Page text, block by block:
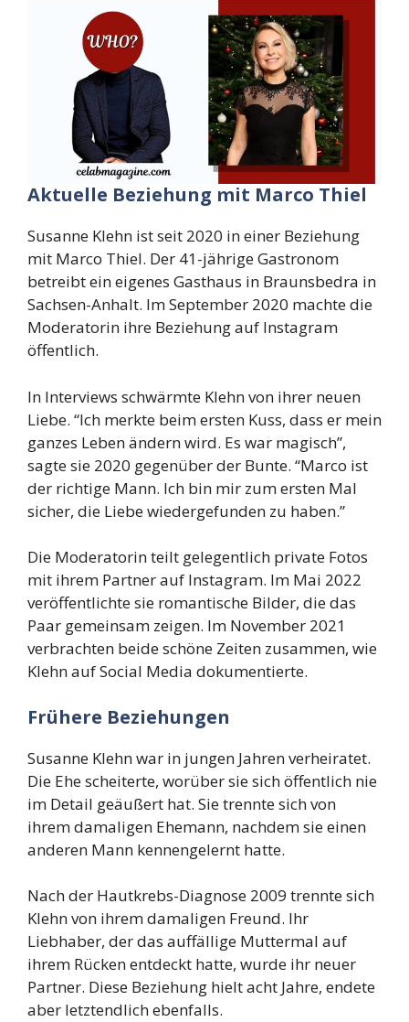
Aktuelle Beziehung mit Marco Thiel
Susanne Klehn ist seit 2020 in einer Beziehung
mit Marco Thiel. Der 41-jährige Gastronom
betreibt ein eigenes Gasthaus in Braunsbedra in
Sachsen-Anhalt. Im September 2020 machte die
Moderatorin ihre Beziehung auf Instagram
öffentlich.
In Interviews schwärmte Klehn von ihrer neuen
Liebe. “Ich merkte beim ersten Kuss, dass er mein
ganzes Leben ändern wird. Es war magisch”,
sagte sie 2020 gegenüber der Bunte. “Marco ist
der richtige Mann. Ich bin mir zum ersten Mal
sicher, die Liebe wiedergefunden zu haben.”
Die Moderatorin teilt gelegentlich private Fotos
mit ihrem Partner auf Instagram. Im Mai 2022
veröffentlichte sie romantische Bilder, die das
Paar gemeinsam zeigen. Im November 2021
verbrachten beide schöne Zeiten zusammen, wie
Klehn auf Social Media dokumentierte.
Frühere Beziehungen
Susanne Klehn war in jungen Jahren verheiratet.
Die Ehe scheiterte, worüber sie sich öffentlich nie
im Detail geäußert hat. Sie trennte sich von
ihrem damaligen Ehemann, nachdem sie einen
anderen Mann kennengelernt hatte.
Nach der Hautkrebs-Diagnose 2009 trennte sich
Klehn von ihrem damaligen Freund. Ihr
Liebhaber, der das auffällige Muttermal auf
ihrem Rücken entdeckt hatte, wurde ihr neuer
Partner. Diese Beziehung hielt acht Jahre, endete
aber letztendlich ebenfalls.